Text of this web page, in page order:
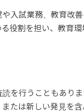
入試業務、教育改
役割を担い、教育
を行うこともあり
たは新しい発見を